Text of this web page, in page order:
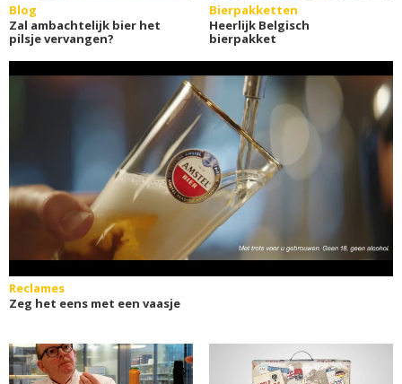
Blog
Zal ambachtelijk bier het
pilsje vervangen?
Bierpakketten
Heerlijk Belgisch
bierpakket
Reclames
Zeg het eens met een vaasje